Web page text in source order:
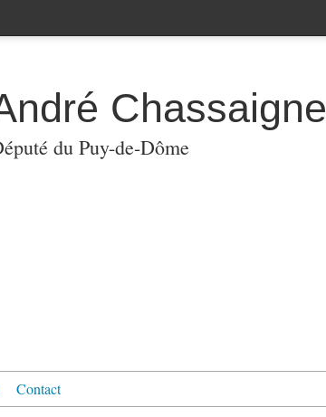
Chassaigne
du Puy-de-Dôme
Contact